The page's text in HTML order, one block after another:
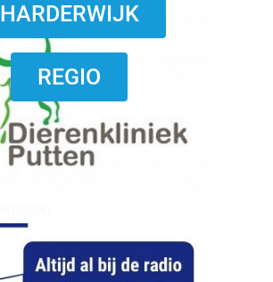
HARDERWIJK
REGIO